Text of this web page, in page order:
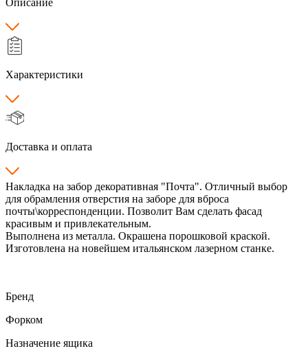
Характеристики
Доставка и оплата
Накладка на забор декоративная "Почта". Отличный выбор
для обрамления отверстия на заборе для вброса
почты\корреспонденции. Позволит Вам сделать фасад
красивым и привлекательным.
Выполнена из металла. Окрашена порошковой краской.
Изготовлена на новейшем итальянском лазерном станке.
Бренд
Форком
Назначение ящика